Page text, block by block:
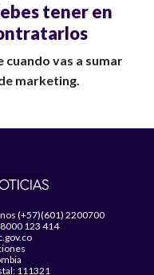
tener en
cuando vas a sumar
marketing.
(+57)(601) 2200700
123 414
111321